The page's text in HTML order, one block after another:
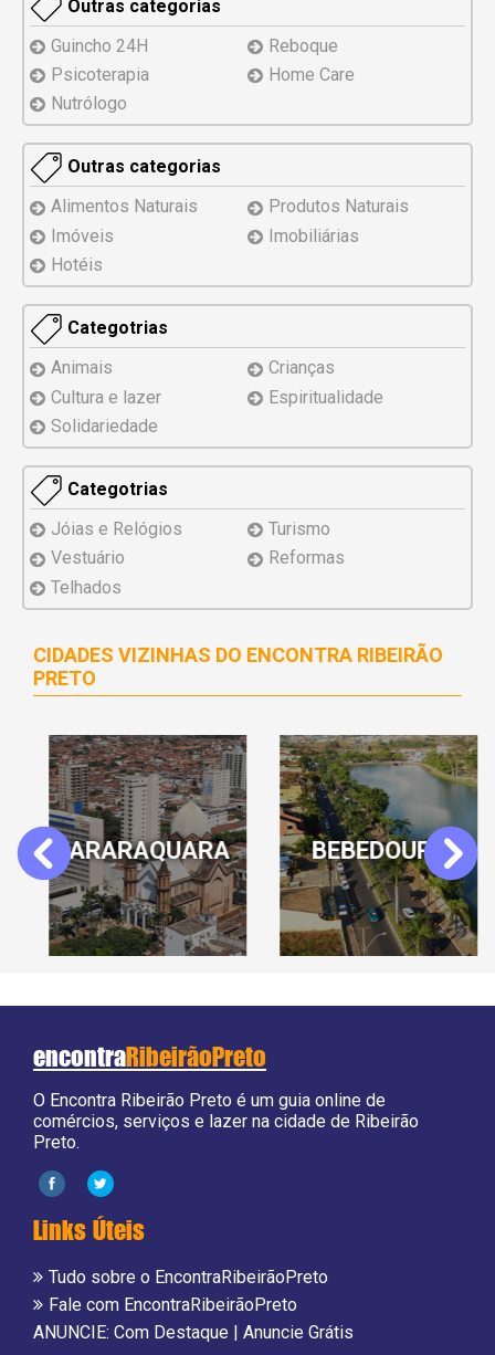
Outras categorias
Guincho 24H
Reboque
Psicoterapia
Home Care
Nutrólogo
Outras categorias
Alimentos Naturais
Produtos Naturais
Imóveis
Imobiliárias
Hotéis
Categotrias
Animais
Crianças
Cultura e lazer
Espiritualidade
Solidariedade
Categotrias
Jóias e Relógios
Turismo
Vestuário
Reformas
Telhados
CIDADES VIZINHAS DO ENCONTRA RIBEIRÃO
PRETO
PreviousARARAQUARA BEBEDOURO Next
encontraRibeirãoPreto
O Encontra Ribeirão Preto é um guia online de
comércios, serviços e lazer na cidade de Ribeirão
Preto.
Links Úteis
Tudo sobre o EncontraRibeirãoPreto
Fale com EncontraRibeirãoPreto
ANUNCIE: Com Destaque | Anuncie Grátis